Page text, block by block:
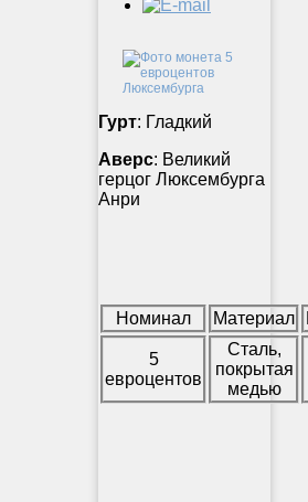
Гурт: Гладкий
Аверс: Великий
герцог Люксембурга
Анри
Номинал Материал
5
евроцентов
Сталь,
покрытая
медью